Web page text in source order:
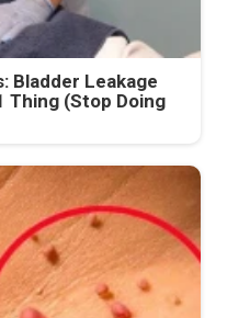
Bladder Leakage
Thing (Stop Doing